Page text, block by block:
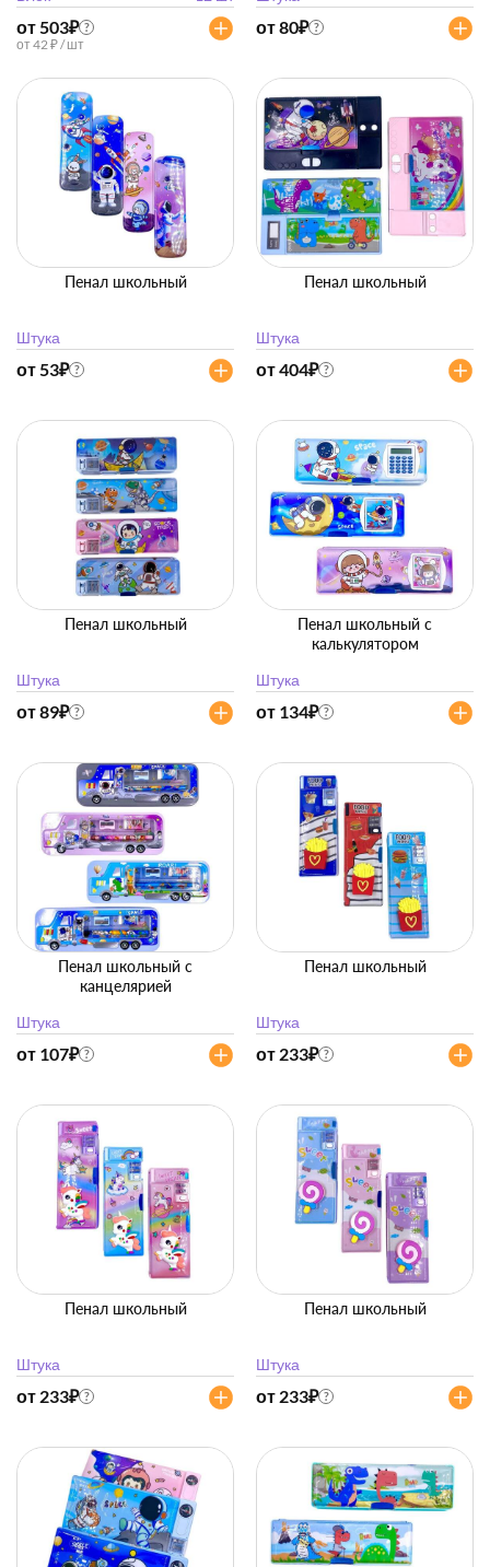
от 503₽ ?
от 42 ₽ / шт
от 80₽ ?
Пенал школьный
Штука
от 53₽ ?
Пенал школьный
Штука
от 404₽ ?
Пенал школьный
Штука
от 89₽ ?
Пенал школьный с
калькулятором
Штука
от 134₽ ?
Пенал школьный с
канцелярией
Штука
от 107₽ ?
Пенал школьный
Штука
от 233₽ ?
Пенал школьный
Штука
от 233₽ ?
Пенал школьный
Штука
от 233₽ ?